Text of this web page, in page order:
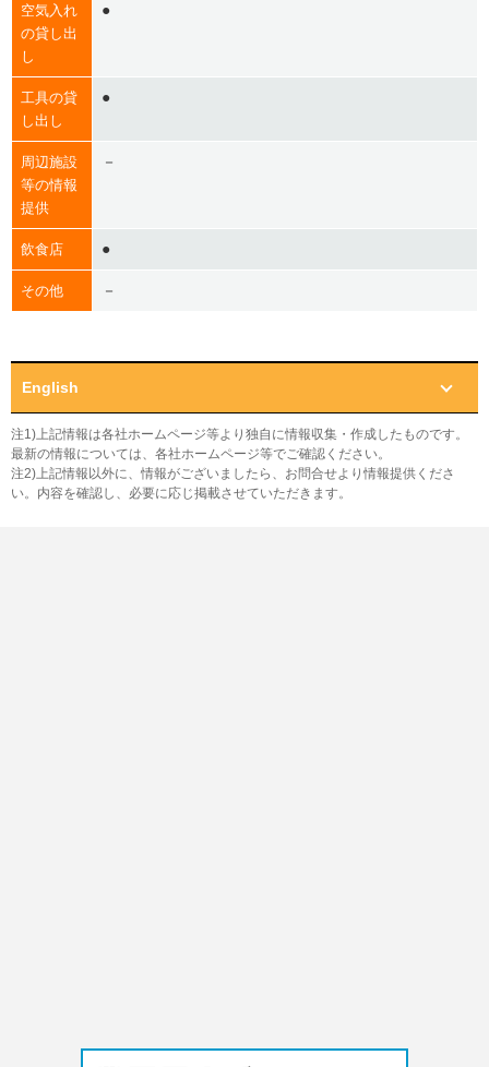
空気入れ
の貸し出
し
●
工具の貸
し出し
●
周辺施設
等の情報
提供
－
飲食店 ●
その他 －
English
注1)上記情報は各社ホームページ等より独自に情報収集・作成したものです。
最新の情報については、各社ホームページ等でご確認ください。
注2)上記情報以外に、情報がございましたら、お問合せより情報提供くださ
い。内容を確認し、必要に応じ掲載させていただきます。